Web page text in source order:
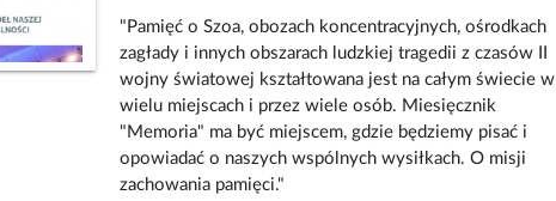
"Pamięć o Szoa, obozach koncentracyjnych, ośrodkach
zagłady i innych obszarach ludzkiej tragedii z czasów II
wojny światowej kształtowana jest na całym świecie w
wielu miejscach i przez wiele osób. Miesięcznik
"Memoria" ma być miejscem, gdzie będziemy pisać i
opowiadać o naszych wspólnych wysiłkach. O misji
zachowania pamięci."